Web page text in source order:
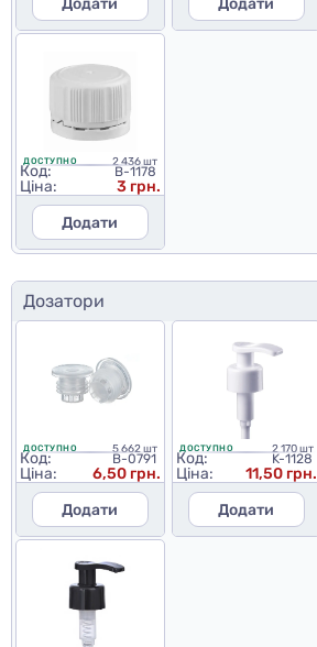
ДОСТУПНО 2 436 шт
Код: B-1178
Ціна:
3 грн.
Додати
Дозатори
ДОСТУПНО 5 662 шт
Код: B-0791
Ціна:
6,50 грн.
Додати
ДОСТУПНО 2 170 шт
Код: K-1128
Ціна:
11,50 грн.
Додати